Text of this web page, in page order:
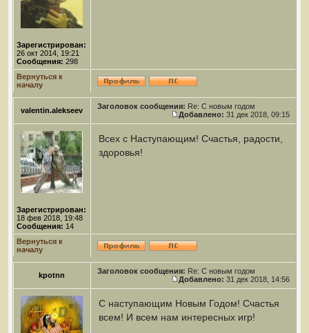
Зарегистрирован:
26 окт 2014, 19:21
Сообщения: 298
Вернуться к
началу
valentin.alekseev Заголовок сообщения: Re: С новым годом
Добавлено: 31 дек 2018, 09:15
Зарегистрирован:
18 фев 2018, 19:48
Сообщения: 14
Всех с Наступающим! Счастья, радости,
здоровья!
Вернуться к
началу
kpotnn Заголовок сообщения: Re: С новым годом
Добавлено: 31 дек 2018, 14:56
С наступающим Новым Годом! Счастья
всем! И всем нам интересных игр!